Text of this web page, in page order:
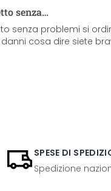
senza…
senza problemi si
cosa dire siete
SPESE DI
Spedizione